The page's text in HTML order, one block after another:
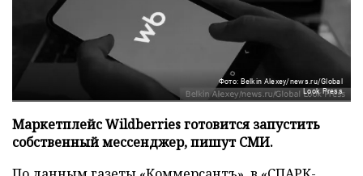
Фото: Belkin Alexey/news.ru/Global
Look Press
Маркетплейс Wildberries готовится запустить
собственный мессенджер, пишут СМИ.